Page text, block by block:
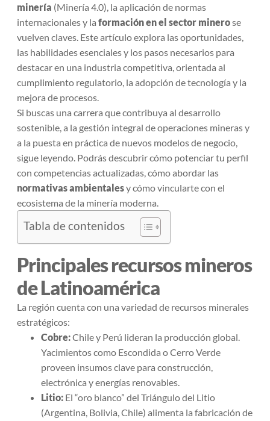
minería (Minería 4.0), la aplicación de normas
internacionales y la formación en el sector minerose
vuelven claves. Este artículo explora las oportunidades,
las habilidades esenciales y los pasos necesarios para
destacar en una industria competitiva, orientada al
cumplimiento regulatorio, la adopción de tecnología y la
mejora de procesos.
Si buscas una carrera que contribuya al desarrollo
sostenible, a la gestión integral de operaciones mineras y
a la puesta en práctica de nuevos modelos de negocio,
sigue leyendo. Podrás descubrir cómo potenciar tu perfil
con competencias actualizadas, cómo abordar las
normativas ambientalesy cómo vincularte con el
ecosistema de la minería moderna.
Tabla de contenidos
Principales recursos mineros
de Latinoamérica
La región cuenta con una variedad de recursos minerales
estratégicos:
Cobre:Chile y Perú lideran la producción global.
Yacimientos como Escondida o Cerro Verde
proveen insumos clave para construcción,
electrónica y energías renovables.
Litio: El “oro blanco” del Triángulo del Litio
(Argentina, Bolivia, Chile) alimenta la fabricación de